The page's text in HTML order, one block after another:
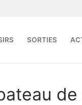
SORTIES